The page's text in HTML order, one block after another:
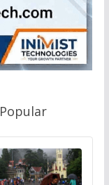
Popular